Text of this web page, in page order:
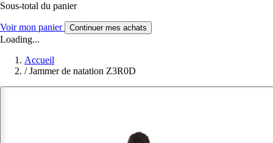
Sous-total du panier
Voir mon panier Continuer mes achats
Loading...
Accueil
/ Jammer de natation Z3R0D